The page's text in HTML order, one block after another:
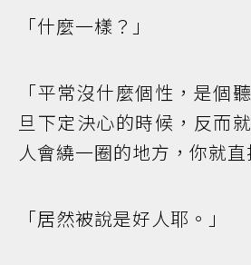
「什麼一樣？」
「平常沒什麼個性，是個
旦下定決心的時候，反而
人會繞一圈的地方，你就直
「居然被說是好人耶。」